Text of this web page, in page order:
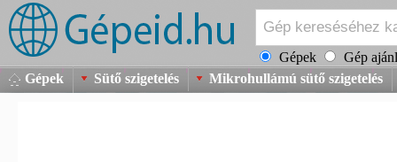
Gépek
Gép
Gépek
Sütő szigetelés Mikrohullámú sütő szigetelés